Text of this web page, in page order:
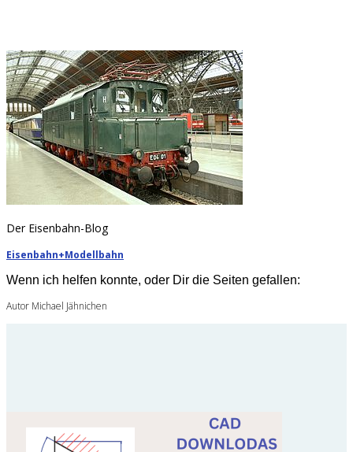
Der Eisenbahn-Blog
Eisenbahn+Modellbahn
Wenn ich helfen konnte, oder Dir die Seiten gefallen:
Autor Michael Jähnichen